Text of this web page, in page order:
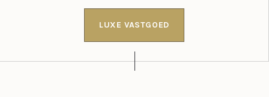
LUXE VASTGOED